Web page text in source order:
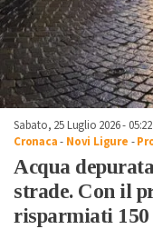
Sabato, 25 Luglio 2026 - 05:22
Cronaca- Novi Ligure -
Acqua
strade. Con il
risparmiati